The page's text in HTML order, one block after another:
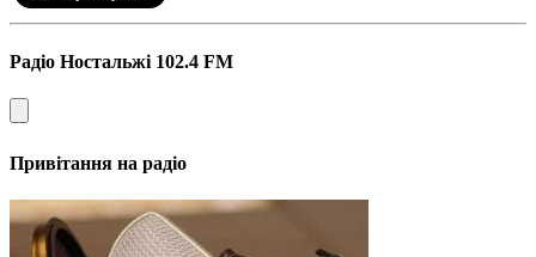
Радіо Ностальжі 102.4 FM
Привітання на радіо